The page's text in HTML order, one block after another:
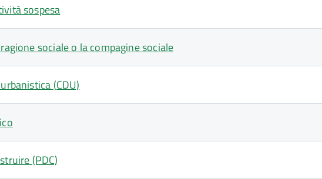
sospesa
sociale o la compagine sociale
(CDU)
(PDC)